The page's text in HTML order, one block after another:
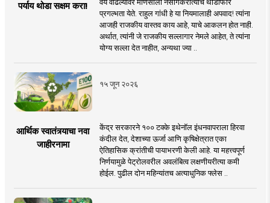
पर्याय थोडा सक्षम करा!
प्रगल्भता येते. राहुल गांधी हे या नियमालाही अपवाद! त्यांना
आजही राजकीय वास्तव काय आहे, याचे आकलन होत नाही.
अर्थात, त्यांनी जे राजकीय सल्लागार नेमले आहेत, ते त्यांना
योग्य सल्ला देत नाहीत, अन्यथा ज्या ..
१५ जून २०२६
आर्थिक स्वातंत्र्याचा नवा
जाहीरनामा
केंद्र सरकारने १०० टक्के इथेनॉल इंधनवापराला हिरवा
कंदील देत, देशाच्या ऊर्जा आणि कृषिक्षेत्रात एका
ऐतिहासिक क्रांतीची पायाभरणी केली आहे. या महत्त्वपूर्ण
निर्णयामुळे पेट्रोलवरील अवलंबित्व लक्षणीयरीत्या कमी
होईल. पुढील दोन महिन्यांतच अत्याधुनिक फ्लेस ..